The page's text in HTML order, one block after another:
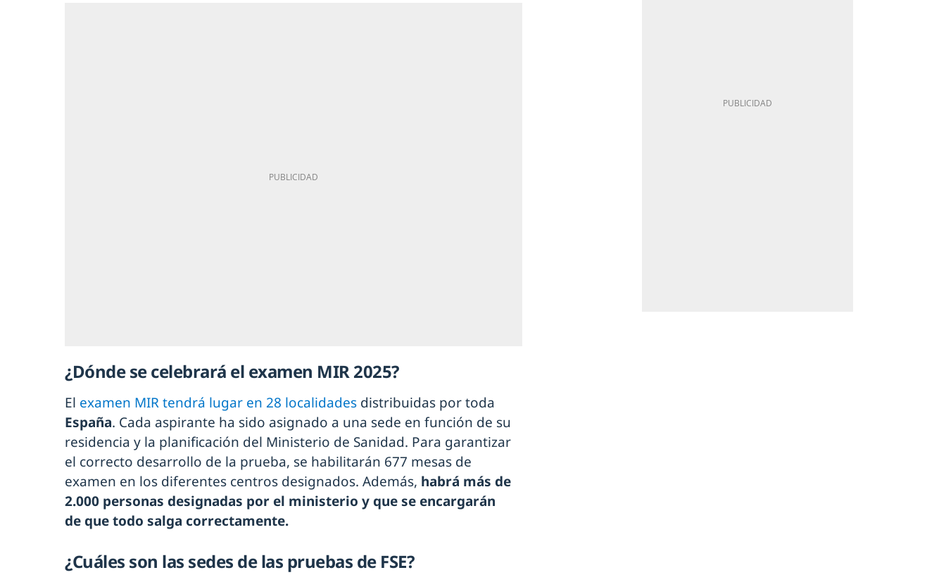
¿Dónde se celebrará el examen MIR 2025?
El examen MIR tendrá lugar en 28 localidades distribuidas por toda
España. Cada aspirante ha sido asignado a una sede en función de su
residencia y la planificación del Ministerio de Sanidad. Para garantizar
el correcto desarrollo de la prueba, se habilitarán 677 mesas de
examen en los diferentes centros designados. Además, habrá más de
2.000 personas designadas por el ministerio y que se encargarán
de que todo salga correctamente.
¿Cuáles son las sedes de las pruebas de FSE?